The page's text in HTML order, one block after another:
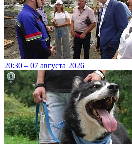
20:30 – 07 августа 2026